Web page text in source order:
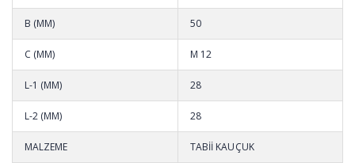
B (MM) 50
C (MM) M 12
L-1 (MM) 28
L-2 (MM) 28
MALZEME TABİİ KAUÇUK